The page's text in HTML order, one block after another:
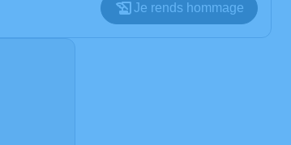
Je rends hommage